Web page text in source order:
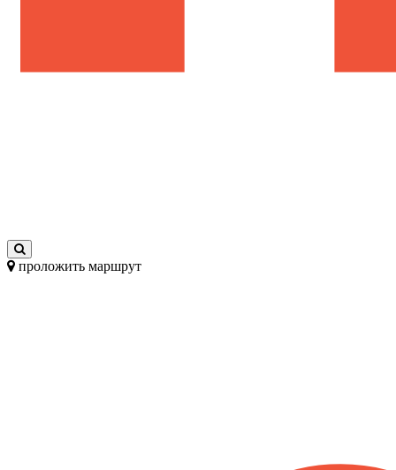
проложить маршрут